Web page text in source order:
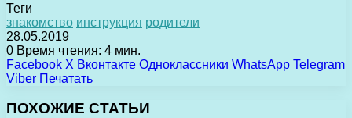
Теги
знакомство инструкция родители
28.05.2019
0 Время чтения: 4 мин.
Facebook X Вконтакте Одноклассники WhatsApp Telegram
Viber Печатать
ПОХОЖИЕ СТАТЬИ